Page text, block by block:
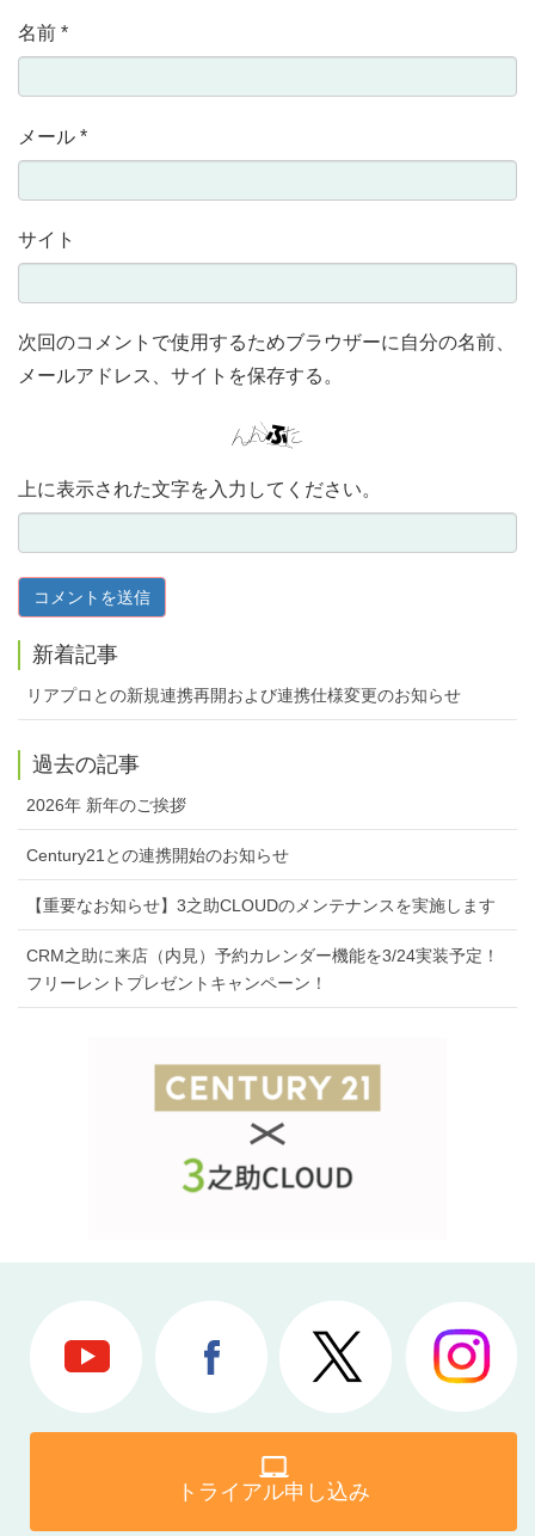
名前 *
メール *
サイト
次回のコメントで使用するためブラウザーに自分の名前、
メールアドレス、サイトを保存する。
上に表示された文字を入力してください。
新着記事
リアプロとの新規連携再開および連携仕様変更のお知らせ
過去の記事
2026年 新年のご挨拶
Century21との連携開始のお知らせ
【重要なお知らせ】3之助CLOUDのメンテナンスを実施します
CRM之助に来店（内見）予約カレンダー機能を3/24実装予定！
フリーレントプレゼントキャンペーン！
トライアル申し込み